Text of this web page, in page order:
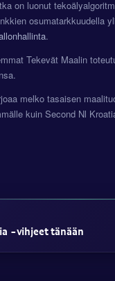
on luonut
osumatarkkuudella yli
.
Tekevät Maalin
melko tasaisen
kuin Second Nl
-vihjeet tänään